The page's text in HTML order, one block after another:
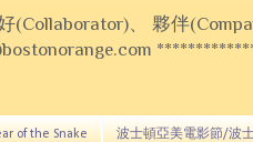
、 夥伴
of the Snake 波士頓亞美電影節/波